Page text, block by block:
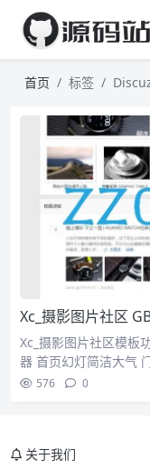
首页 标签
Xc_摄影图片社区
Xc_摄影图片社区模板
器 首页幻灯简洁大气
576 0
关于我们